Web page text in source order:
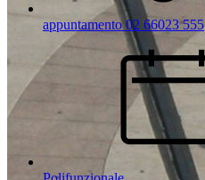
appuntamento 02 66023 555